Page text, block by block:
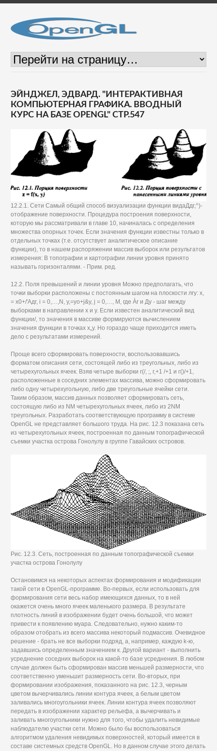
ЭЙНДЖЕЛ, ЭДВАРД. "ИНТЕРАКТИВНАЯ
КОМПЬЮТЕРНАЯ ГРАФИКА. ВВОДНЫЙ
КУРС НА БАЗЕ OPENGL" СТР.547
12.2.1. Сети Самый общий способ визуализации функции видаДдг,^)-
отображение поверхности. Процедура построения поверхности,
которую мы рассматривали в главе 10, начиналась с определения
множества опорных точек. Если значения функции известны только в
отдельных точках (т.е. отсутствует аналитическое описание
функции), то в нашем распоряжении массив выборок или результатов
измерения: В топографии и картографии линии уровня принято
называть горизонталями. - Прим. ред.
12.2. Поля превышений и линии уровня Можно предполагать, что
точки выборки расположены с постоянным шагом на плоскости лгу: х,
= х0+/'Адг, i = 0,…,N, y,=yo+j&y, j = 0,…, M, где Àr и Ду - шаг между
выборками в направлении х и у. Если известен аналитический вид
функции/, то значения в массиве формируются вычислением
значения функции в точках х„у. Но гораздо чаще приходится иметь
дело с результатами измерений.
Проще всего сформировать поверхности, воспользовавшись
форматом описания сети, состоящей либо из треугольных, либо из
четырехугольных ячеек. Взяв четыре выборки г(/, ;, г,+1 /+1 и г()/+1,
расположенные в соседних элементах массива, можно сформировать
либо одну четырехугольную, либо две треугольные ячейки сети.
Таким образом, массив данных позволяет сформировать сеть,
состоящую либо из NM четырехугольных ячеек, либо из 2NM
треугольных. Разработать соответствующую программу в системе
OpenGL не представляет большого труда. На рис. 12.3 показана сеть
из четырехугольных ячеек, построенная по данным топографической
съемки участка острова Гонолулу в группе Гавайских островов.
Рис. 12.3. Сеть, построенная по данным топографической съемки
участка острова Гонолулу
Остановимся на некоторых аспектах формирования и модификации
такой сети в OpenGL-программе. Во-первых, если использовать для
формирования сети весь набор имеющихся данных, то в ней
окажется очень много ячеек маленького размера. В результате
плотность линий в изображении будет очень большой, что может
привести к появлению муара. Следовательно, нужно каким-то
образом отобрать из всего массива некоторый подмассив. Очевидное
решение - брать не все выборки подряд, а, например, каждую k-ю,
задавшись определенным значением к. Другой вариант - выполнить
усреднение соседних выборок на какой-то базе усреднения. В любом
случае должен быть сформирован массив меньшей размерности, что
соответственно уменьшит размерность сети. Во-вторых, при
формировании изображения, показанного на рис. 12.3, черным
цветом вычерчивались линии контура ячеек, а белым цветом
заливались многоугольники ячеек. Линии контура ячеек позволяют
передать в изображении характер рельефа, а вычерчивать и
заливать многоугольники нужно для того, чтобы удалить невидимые
наблюдателю участки сети. Можно было бы воспользоваться
алгоритмом удаления невидимых поверхностей, который имеется в
составе системных средств OpenGL. Но в данном случае этого делать